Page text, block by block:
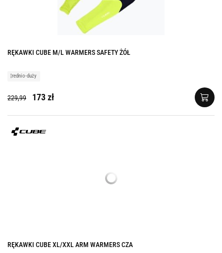
RĘKAWKI CUBE M/L WARMERS SAFETY ŻÓŁ
¦rednio-duży
229,99 173 zł
RĘKAWKI CUBE XL/XXL ARM WARMERS CZA